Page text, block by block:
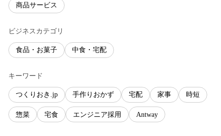
商品サービス
ビジネスカテゴリ
食品・お菓子 中食・宅配
キーワード
つくりおき.jp 手作りおかず 宅配 家事 時短
惣菜 宅食 エンジニア採用 Antway